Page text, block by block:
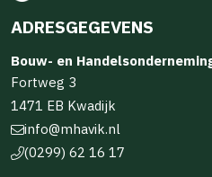
ADRESGEGEVENS
Bouw- en
Fortweg 3
1471 EB Kwadijk
info@mhavik.nl
(0299) 62 16 17